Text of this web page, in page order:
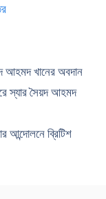
আহমদ খানের অবদান
স্যার সৈয়দ আহমদ
আন্দোলনে ব্রিটিশ